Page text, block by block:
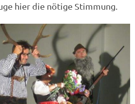
hier die nötige Stimmung.